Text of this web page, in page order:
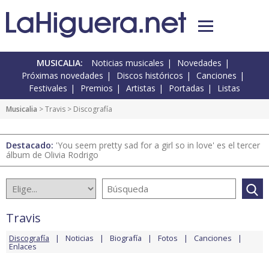
MUSICALIA: Noticias musicales
Novedades
Próximas novedades
Discos históricos
Canciones
Festivales
Premios Artistas Portadas Listas
Musicalia >Travis > Discografía
Destacado: 'You seem pretty sad for a girl so in love' es el tercer
álbum de Olivia Rodrigo
Travis
Discografía Noticias Biografía Fotos Canciones
Enlaces